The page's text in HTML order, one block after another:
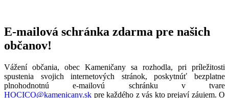
E-mailová schránka zdarma pre našich
občanov!
Vážení občania, obec Kameničany sa rozhodla, pri príležitosti
spustenia svojich internetových stránok, poskytnúť bezplatne
plnohodnotnú e-mailovú schránku v tvare
HOCICO@kamenicany.sk pre každého z vás kto prejaví záujem. O